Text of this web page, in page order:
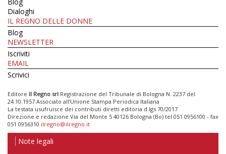
Dialoghi
IL REGNO DELLE DONNE
Blog
NEWSLETTER
Iscriviti
EMAIL
Scrivici
Editore Il Regno srl Registrazione del Tribunale di Bologna N. 2237 del
24.10.1957 Associato all’Unione Stampa Periodica Italiana
La testata usufruisce dei contributi diretti editoria d.lgs 70/2017
Direzione e redazione Via del Monte 5 40126 Bologna (Bo) tel 051 0956100 - fax
051 0956310 ilregno@ilregno.it
Note legali